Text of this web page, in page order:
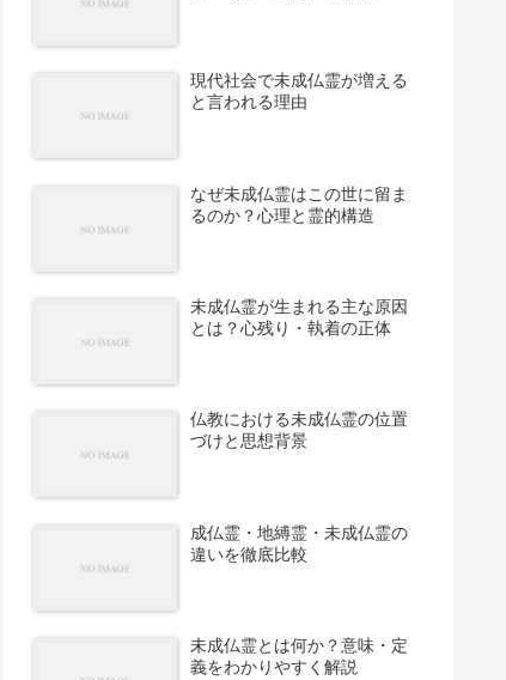
現代社会で未成仏霊が増える
と言われる理由
なぜ未成仏霊はこの世に留ま
るのか？心理と霊的構造
未成仏霊が生まれる主な原因
とは？心残り・執着の正体
仏教における未成仏霊の位置
づけと思想背景
成仏霊・地縛霊・未成仏霊の
違いを徹底比較
未成仏霊とは何か？意味・定
義をわかりやすく解説